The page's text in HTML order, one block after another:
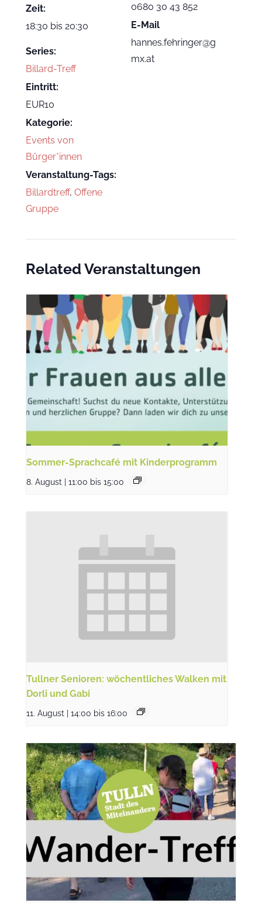
Zeit:
18:30 bis 20:30
Series:
Billard-Treff
Eintritt:
EUR10
Kategorie:
Events von
Bürger*innen
Veranstaltung-Tags:
Billardtreff, Offene
Gruppe
0680 30 43 852
E-Mail
hannes.fehringer@g
mx.at
Related Veranstaltungen
Sommer-Sprachcafé mit Kinderprogramm
8. August | 11:00 bis 15:00
Tullner Senioren: wöchentliches Walken mit
Dorli und Gabi
11. August | 14:00 bis 16:00